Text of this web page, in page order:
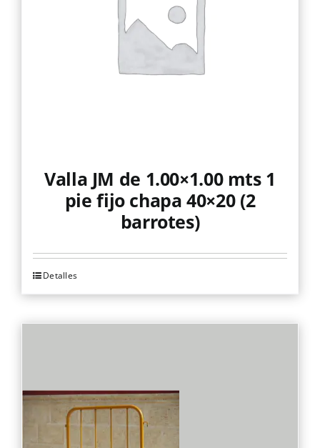
Valla JM de 1.00×1.00 mts 1
pie fijo chapa 40×20 (2
barrotes)
Detalles